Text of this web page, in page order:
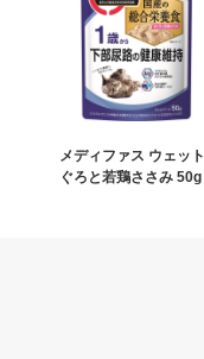
メディファス ウェッ
ぐろと若鶏ささみ 50g